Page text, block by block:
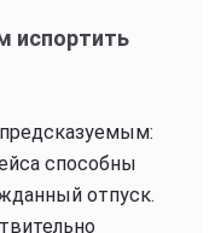
испортить
способны
отпуск.